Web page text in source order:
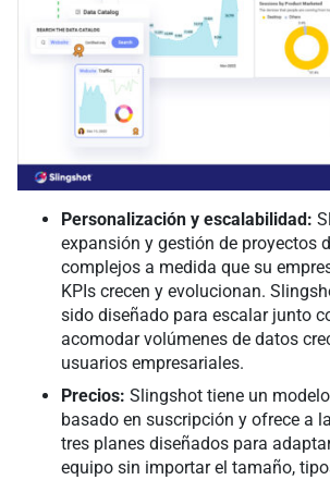
Personalización y escalabilidad:
expansión y gestión de proyectos
complejos a medida que su
KPIs crecen y evolucionan.
sido diseñado para escalar junto
acomodar volúmenes de datos
usuarios empresariales.
Precios: Slingshot tiene un
basado en suscripción y ofrece a
tres planes diseñados para
equipo sin importar el tamaño,